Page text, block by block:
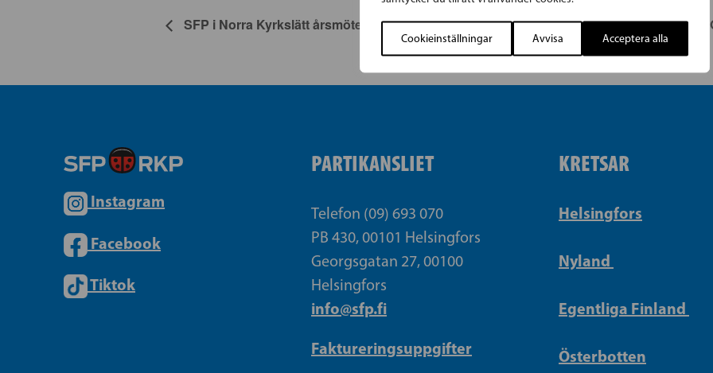
Cookieinställningar Avvisa Acceptera alla
SFP i Norra Kyrkslätt årsmöte SFP i Stor-Hagalund, SFP i
Instagram
Facebook
Tiktok
PARTIKANSLIET
Telefon (09) 693 070
PB 430, 00101 Helsingfors
Georgsgatan 27, 00100
Helsingfors
info@sfp.fi
Faktureringsuppgifter
KRETSAR
Helsingfors
Nyland
Egentliga Finland
Österbotten